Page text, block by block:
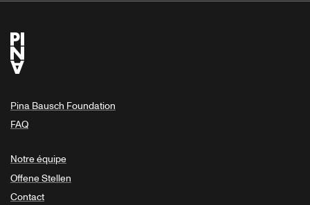
Pina Bausch Foundation
FAQ
Notre équipe
Offene Stellen
Contact